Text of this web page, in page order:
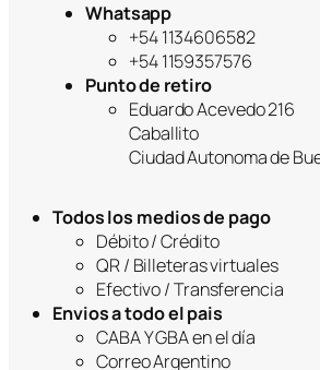
Whatsapp
+54 1134606582
+54 1159357576
Punto de retiro
Eduardo Acevedo 216
Caballito
Ciudad Autonoma de
Todos los medios de pago
Débito / Crédito
QR / Billeteras virtuales
Efectivo / Transferencia
Envios a todo el pais
CABA Y GBA en el día
Correo Argentino